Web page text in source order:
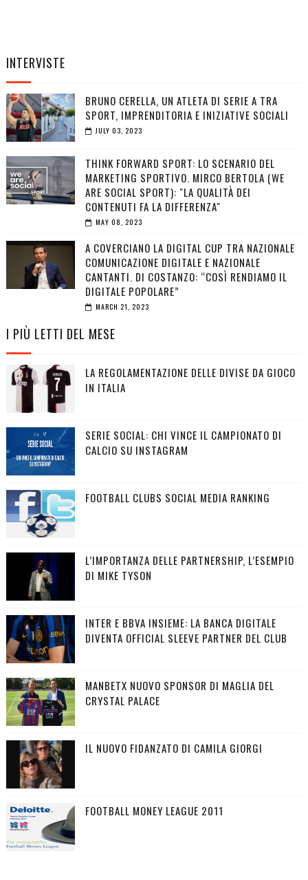
INTERVISTE
BRUNO CERELLA, UN ATLETA DI SERIE A TRA
SPORT, IMPRENDITORIA E INIZIATIVE SOCIALI
JULY 03, 2023
THINK FORWARD SPORT: LO SCENARIO DEL
MARKETING SPORTIVO. MIRCO BERTOLA (WE
ARE SOCIAL SPORT): "LA QUALITÀ DEI
CONTENUTI FA LA DIFFERENZA"
MAY 08, 2023
A COVERCIANO LA DIGITAL CUP TRA NAZIONALE
COMUNICAZIONE DIGITALE E NAZIONALE
CANTANTI. DI COSTANZO: “COSÌ RENDIAMO IL
DIGITALE POPOLARE”
MARCH 21, 2023
I PIÙ LETTI DEL MESE
LA REGOLAMENTAZIONE DELLE DIVISE DA GIOCO
IN ITALIA
SERIE SOCIAL: CHI VINCE IL CAMPIONATO DI
CALCIO SU INSTAGRAM
FOOTBALL CLUBS SOCIAL MEDIA RANKING
L’IMPORTANZA DELLE PARTNERSHIP, L’ESEMPIO
DI MIKE TYSON
INTER E BBVA INSIEME: LA BANCA DIGITALE
DIVENTA OFFICIAL SLEEVE PARTNER DEL CLUB
MANBETX NUOVO SPONSOR DI MAGLIA DEL
CRYSTAL PALACE
IL NUOVO FIDANZATO DI CAMILA GIORGI
FOOTBALL MONEY LEAGUE 2011